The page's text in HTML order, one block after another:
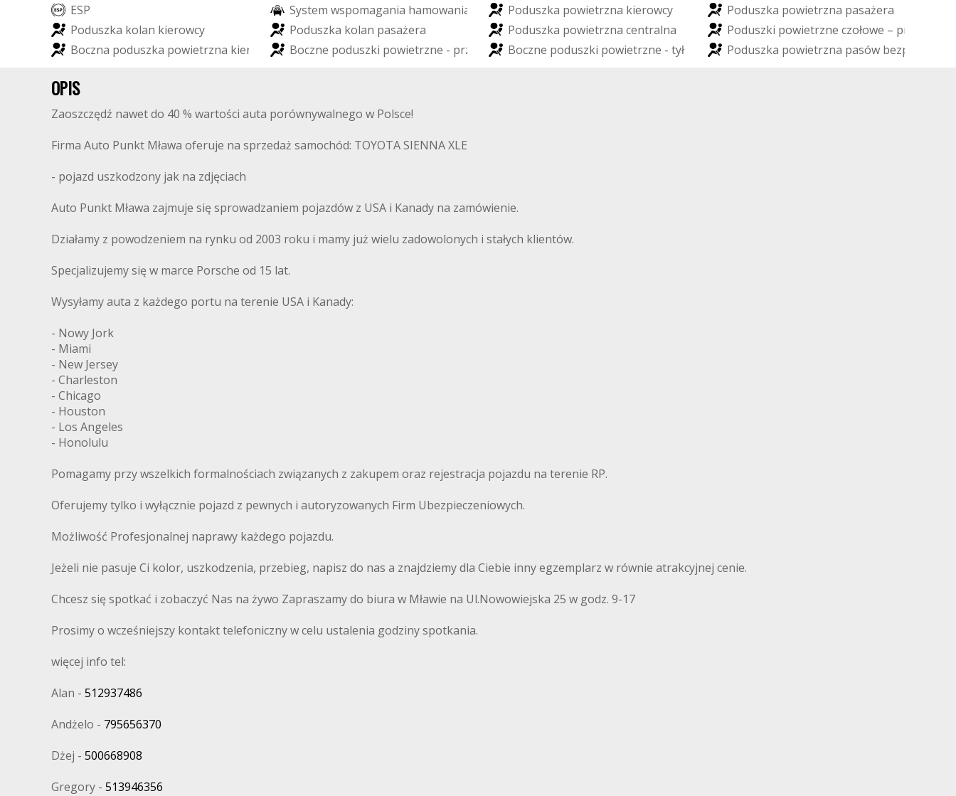
ESP System wspomagania hamowania Poduszka powietrzna kierowcy Poduszka powietrzna pasażera
Poduszka kolan kierowcy Poduszka kolan pasażera Poduszka powietrzna centralna Poduszki powietrzne czołowe – pr
Boczna poduszka powietrzna kier y Boczne poduszki powietrzne - prz Boczne poduszki powietrzne - tył Poduszka powietrzna pasów bezp
OPIS
Zaoszczędź nawet do 40 % wartości auta porównywalnego w Polsce!
Firma Auto Punkt Mława oferuje na sprzedaż samochód: TOYOTA SIENNA XLE
- pojazd uszkodzony jak na zdjęciach
Auto Punkt Mława zajmuje się sprowadzaniem pojazdów z USA i Kanady na zamówienie.
Działamy z powodzeniem na rynku od 2003 roku i mamy już wielu zadowolonych i stałych klientów.
Specjalizujemy się w marce Porsche od 15 lat.
Wysyłamy auta z każdego portu na terenie USA i Kanady:
- Nowy Jork
- Miami
- New Jersey
- Charleston
- Chicago
- Houston
- Los Angeles
- Honolulu
Pomagamy przy wszelkich formalnościach związanych z zakupem oraz rejestracja pojazdu na terenie RP.
Oferujemy tylko i wyłącznie pojazd z pewnych i autoryzowanych Firm Ubezpieczeniowych.
Możliwość Profesjonalnej naprawy każdego pojazdu.
Jeżeli nie pasuje Ci kolor, uszkodzenia, przebieg, napisz do nas a znajdziemy dla Ciebie inny egzemplarz w równie atrakcyjnej cenie.
Chcesz się spotkać i zobaczyć Nas na żywo Zapraszamy do biura w Mławie na Ul.Nowowiejska 25 w godz. 9-17
Prosimy o wcześniejszy kontakt telefoniczny w celu ustalenia godziny spotkania.
więcej info tel:
Alan - 512937486
Andżelo - 795656370
Dżej - 500668908
Gregory - 513946356